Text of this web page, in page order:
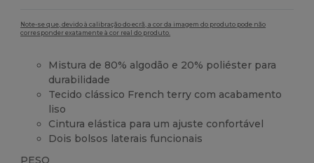
Note-se que, devido à calibração do ecrã, a cor da imagem do produto pode não
corresponder exatamente à cor real do produto.
Mistura de 80% algodão e 20% poliéster para
durabilidade
Tecido clássico French terry com acabamento
liso
Cintura elástica para um ajuste confortável
Dois bolsos laterais funcionais
PESO